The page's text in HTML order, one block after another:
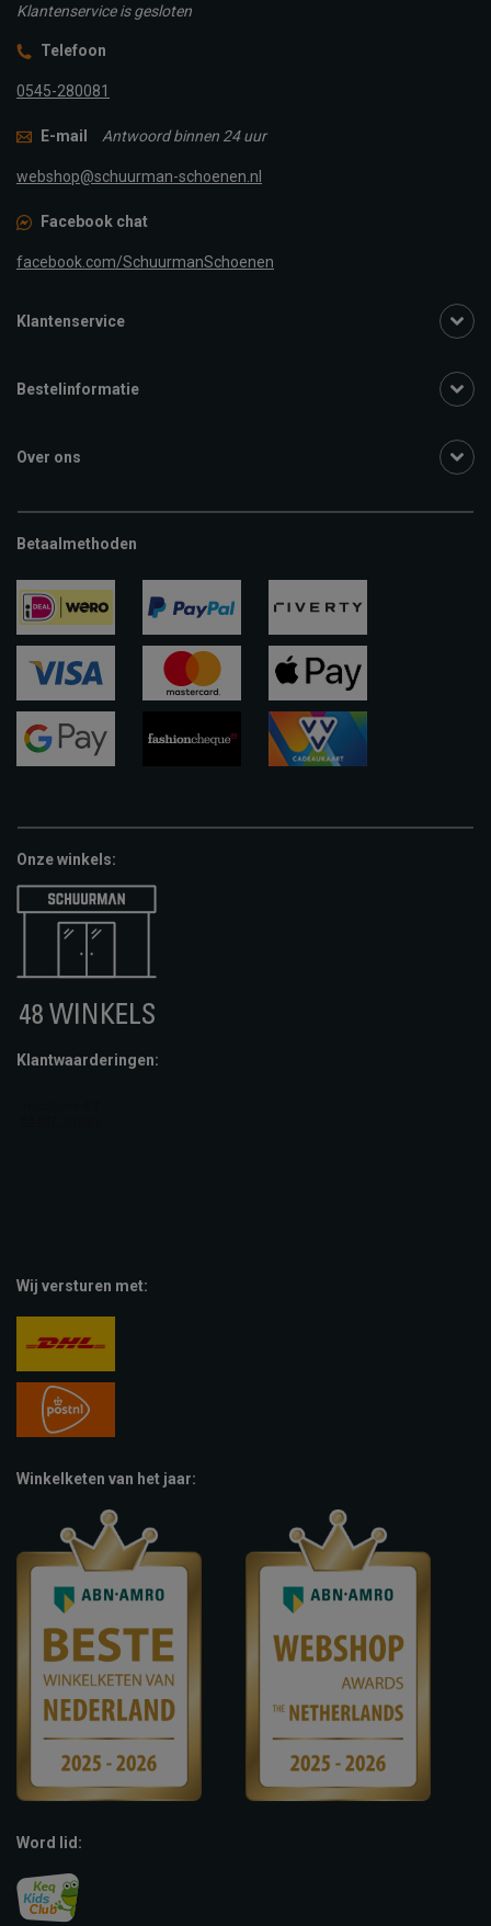
Klantenservice is gesloten
Telefoon
0545-280081
E-mail Antwoord binnen 24 uur
webshop@schuurman-schoenen.nl
Facebook chat
facebook.com/SchuurmanSchoenen
Klantenservice
Bestelinformatie
Over ons
Betaalmethoden
ideal paypal riverty
visa
apple-
pay
Onze winkels:
Klantwaarderingen:
Wij versturen met:
Winkelketen van het jaar:
Word lid: